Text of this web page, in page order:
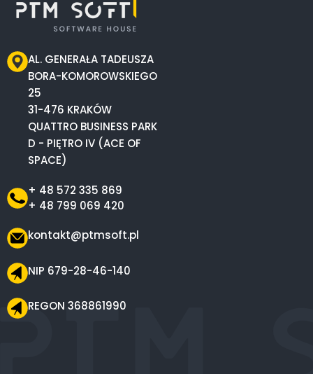
AL. GENERAŁA TADEUSZA
BORA-KOMOROWSKIEGO
25
31-476 KRAKÓW
QUATTRO BUSINESS PARK
D - PIĘTRO IV (ACE OF
SPACE)
+ 48 572 335 869
+ 48 799 069 420
kontakt@ptmsoft.pl
NIP 679-28-46-140
REGON 368861990